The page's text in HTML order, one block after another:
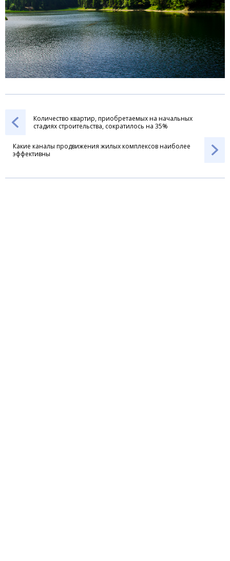
Количество квартир, приобретаемых на начальных
стадиях строительства, сократилось на 35%
Какие каналы продвижения жилых комплексов наиболее
эффективны